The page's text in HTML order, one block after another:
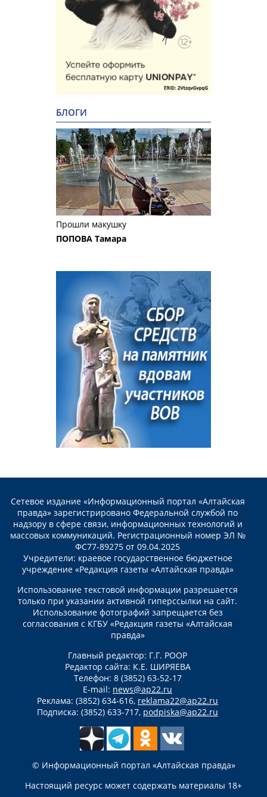
БЛОГИ
Прошли макушку
ПОПОВА Тамара
Сетевое издание «Информационный портал «Алтайская
правда» зарегистрировано Федеральной службой по
надзору в сфере связи, информационных технологий и
массовых коммуникаций. Регистрационный номер ЭЛ №
ФС77-89275 от 09.04.2025
Учредители: краевое государственное бюджетное
учреждение «Редакция газеты «Алтайская правда»
Использование текстовой информации разрешается
только при указании активной гиперссылки на сайт.
Использование фотографий запрещается без
согласования с КГБУ «Редакция газеты «Алтайская
правда»
Главный редактор: Г.Г. РООР
Редактор сайта: К.Е. ШИРЯЕВА
Телефон: 8 (3852) 63-52-17
E-mail: news@ap22.ru
Реклама: (3852) 634-616, reklama22@ap22.ru
Подписка: (3852) 633-717, podpiska@ap22.ru
© Информационный портал «Алтайская правда»
Настоящий ресурс может содержать материалы 18+